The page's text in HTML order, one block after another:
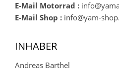
E-Mail Motorrad :
E-Mail Shop : info@yam-
INHABER
Andreas Barthel